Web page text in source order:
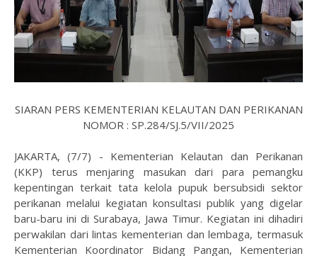
SIARAN PERS KEMENTERIAN KELAUTAN DAN PERIKANAN
NOMOR : SP.284/SJ.5/VII/2025
JAKARTA, (7/7) - Kementerian Kelautan dan Perikanan
(KKP) terus menjaring masukan dari para pemangku
kepentingan terkait tata kelola pupuk bersubsidi sektor
perikanan melalui kegiatan konsultasi publik yang digelar
baru-baru ini di Surabaya, Jawa Timur. Kegiatan ini dihadiri
perwakilan dari lintas kementerian dan lembaga, termasuk
Kementerian Koordinator Bidang Pangan, Kementerian